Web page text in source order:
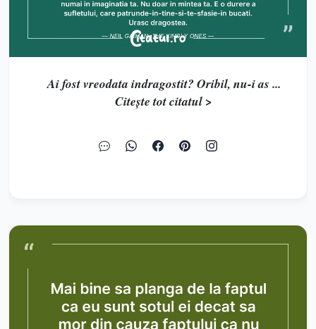
Ai fost vreodata indragostit? Oribil, nu-i as ...
Citește tot citatul >